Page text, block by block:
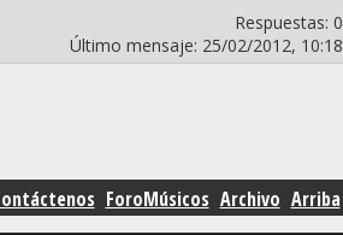
Respuestas: 0
Último mensaje: 25/02/2012, 10:18
ForoMúsicos Archivo Arriba